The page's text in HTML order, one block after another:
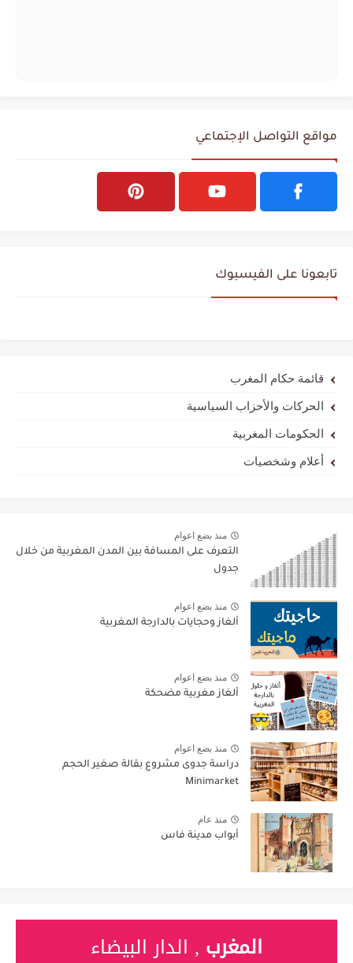
مواقع التواصل الإجتماعي
تابعونا على الفيسبوك
قائمة حكام المغرب
الحركات والأحزاب السياسية
الحكومات المغربية
أعلام وشخصيات
منذ بضع اعوام
التعرف على المسافة بين المدن المغربية من خلال
جدول
منذ بضع اعوام
ألغاز وحجايات بالدارجة المغربية
منذ بضع اعوام
ألغاز مغربية مضحكة
منذ بضع اعوام
دراسة جدوى مشروع بقالة صغير الحجم
Minimarket
منذ عام
أبواب مدينة فاس